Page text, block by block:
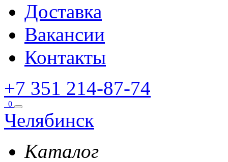
Доставка
Вакансии
Контакты
+7 351 214-87-74
0
Челябинск
Каталог